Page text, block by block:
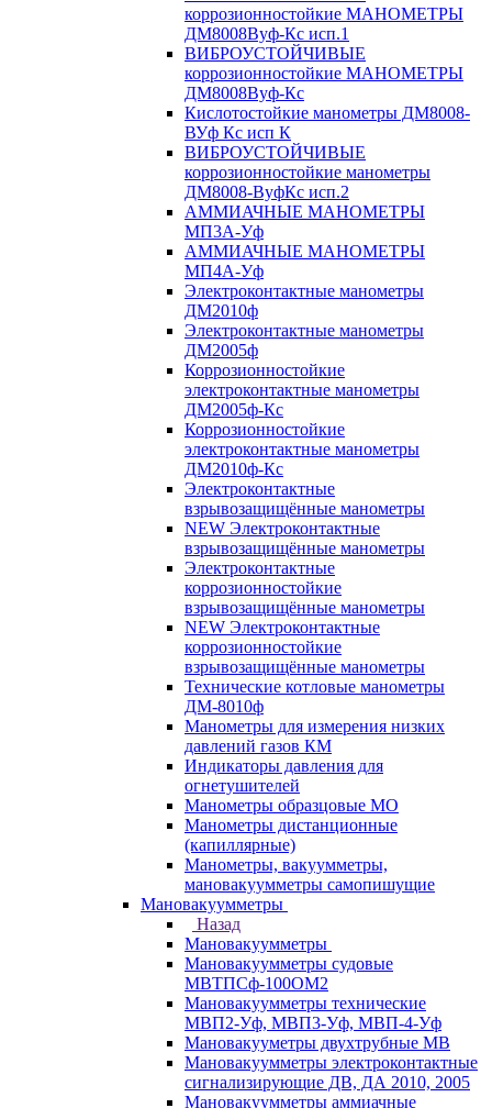
коррозионностойкие МАНОМЕТРЫ
ДМ8008Вуф-Кс исп.1
ВИБРОУСТОЙЧИВЫЕ
коррозионностойкие МАНОМЕТРЫ
ДМ8008Вуф-Кс
Кислотостойкие манометры ДМ8008-
ВУф Кс исп К
ВИБРОУСТОЙЧИВЫЕ
коррозионностойкие манометры
ДМ8008-ВуфКс исп.2
АММИАЧНЫЕ МАНОМЕТРЫ
МП3А-Уф
АММИАЧНЫЕ МАНОМЕТРЫ
МП4А-Уф
Электроконтактные манометры
ДМ2010ф
Электроконтактные манометры
ДМ2005ф
Коррозионностойкие
электроконтактные манометры
ДМ2005ф-Кс
Коррозионностойкие
электроконтактные манометры
ДМ2010ф-Кс
Электроконтактные
взрывозащищённые манометры
NEW Электроконтактные
взрывозащищённые манометры
Электроконтактные
коррозионностойкие
взрывозащищённые манометры
NEW Электроконтактные
коррозионностойкие
взрывозащищённые манометры
Технические котловые манометры
ДМ-8010ф
Манометры для измерения низких
давлений газов КМ
Индикаторы давления для
огнетушителей
Манометры образцовые МО
Манометры дистанционные
(капиллярные)
Манометры, вакуумметры,
мановакуумметры самопишущие
Мановакуумметры
Назад
Мановакуумметры
Мановакуумметры судовые
МВТПСф-100ОМ2
Мановакуумметры технические
МВП2-Уф, МВП3-Уф, МВП-4-Уф
Мановакууметры двухтрубные МВ
Мановакуумметры электроконтактные
сигнализирующие ДВ, ДА 2010, 2005
Мановакуумметры аммиачные